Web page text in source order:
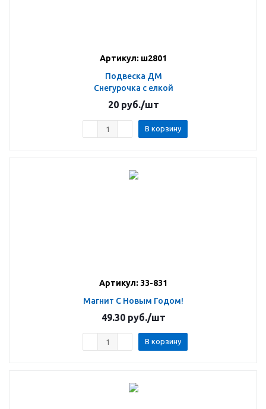
Артикул: ш2801
Подвеска ДМ
Снегурочка с елкой
20руб./шт
В корзину
Артикул: 33-831
Магнит С Новым Годом!
49.30руб./шт
В корзину